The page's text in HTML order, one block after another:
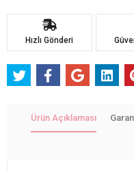
Hızlı Gönderi
Ürün Açıklaması